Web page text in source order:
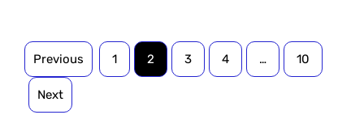
Previous 1 2 3 4 … 10
Next